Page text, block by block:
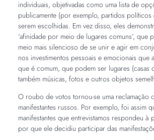
individuais, objetivadas como uma lista de
publicamente (por exemplo, partidos
serem escolhidas. Em vez disso, eles
‘afinidade por meio de lugares comuns’, que
meio mais silencioso de se unir e agir em
nos investimentos pessoais e emocionais que
que é comum, que podem ser lugares (casas
também músicas, fotos e outros objetos
O roubo de votos tornou-se uma reclamação
manifestantes russos. Por exemplo, foi assim
manifestantes que entrevistamos respondeu à
por que ele decidiu participar das